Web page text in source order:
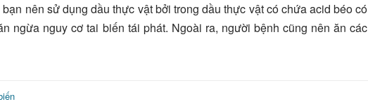
nên sử dụng dầu thực vật bởi trong dầu thực vật có chứa acid béo có
ngừa nguy cơ tai biến tái phát. Ngoài ra, người bệnh cũng nên ăn các